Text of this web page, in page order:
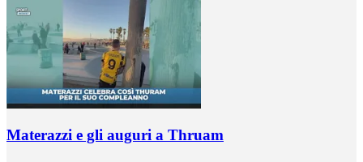
Materazzi e gli auguri a Thruam